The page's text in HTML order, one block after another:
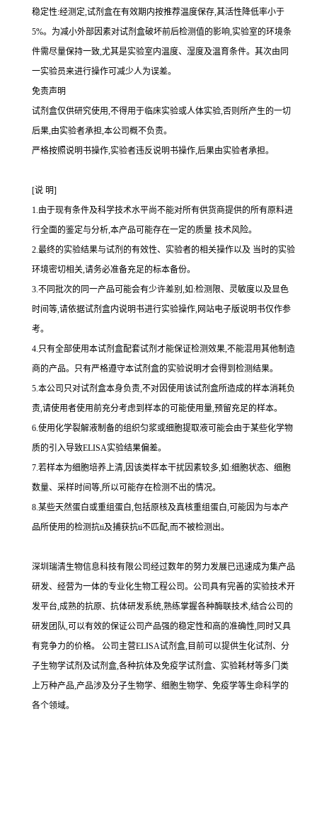
稳定性:经测定,试剂盒在有效期内按推荐温度保存,其活性降低率小于
5%。为减小外部因素对试剂盒破坏前后检测值的影响,实验室的环境条
件需尽量保持一致,尤其是实验室内温度、湿度及温育条件。其次由同
一实验员来进行操作可减少人为误差。
免责声明
试剂盒仅供研究使用,不得用于临床实验或人体实验,否则所产生的一切
后果,由实验者承担,本公司概不负责。
严格按照说明书操作,实验者违反说明书操作,后果由实验者承担。
[说 明]
1.由于现有条件及科学技术水平尚不能对所有供货商提供的所有原料进
行全面的鉴定与分析,本产品可能存在一定的质量 技术风险。
2.最终的实验结果与试剂的有效性、实验者的相关操作以及 当时的实验
环境密切相关,请务必准备充足的标本备份。
3.不同批次的同一产品可能会有少许差别,如:检测限、灵敏度以及显色
时间等,请依据试剂盒内说明书进行实验操作,网站电子版说明书仅作参
考。
4.只有全部使用本试剂盒配套试剂才能保证检测效果,不能混用其他制造
商的产品。只有严格遵守本试剂盒的实验说明才会得到 检测结果。
5.本公司只对试剂盒本身负责,不对因使用该试剂盒所造成的样本消耗负
责,请使用者使用前充分考虑到样本的可能使用量,预留充足的样本。
6.使用化学裂解液制备的组织匀浆或细胞提取液可能会由于某些化学物
质的引入导致ELISA实验结果偏差。
7.若样本为细胞培养上清,因该类样本干扰因素较多,如:细胞状态、细胞
数量、采样时间等,所以可能存在检测不出的情况。
8.某些天然蛋白或重组蛋白,包括原核及真核重组蛋白,可能因为与本产
品所使用的检测抗ti及捕获抗ti不匹配,而不被检测出。
深圳瑞清生物信息科技有限公司经过数年的努力发展已迅速成为集产品
研发、经营为一体的专业化生物工程公司。公司具有完善的实验技术开
发平台,成熟的抗原、抗体研发系统,熟练掌握各种酶联技术,结合公司的
研发团队,可以有效的保证公司产品强的稳定性和高的准确性,同时又具
有竞争力的价格。
公司主营ELISA试剂盒,目前可以提供生化试剂、分
子生物学试剂及试剂盒,各种抗体及免疫学试剂盒、实验耗材等多门类
上万种产品,产品涉及分子生物学、细胞生物学、免疫学等生命科学的
各个领域。